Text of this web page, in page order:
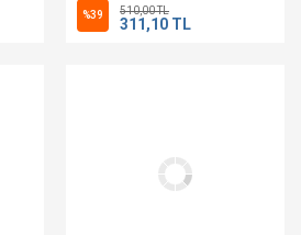
%39 510,00 TL
311,10 TL